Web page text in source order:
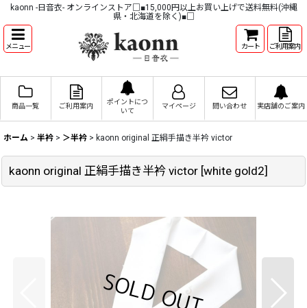
kaonn -日音衣- オンラインストア□■15,000円以上お買い上げで送料無料(沖縄
県・北海道を除く)■□
メニュー カート ご利用案内
商品一覧 ご利用案内
ポイントにつ
いて
マイページ 問い合わせ 実店舗のご案内
ホーム > 半衿 > ＞半衿 > kaonn original 正絹手描き半衿 victor
kaonn original 正絹手描き半衿 victor [white gold2]